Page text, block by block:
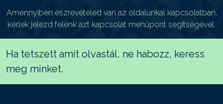
Amennyiben észrevételed van az oldalunkal kapcsolatban,
kérlek jelezd felénk azt kapcsolat menüpont segítségével.
Ha tetszett amit olvastál, ne habozz, keress
meg minket.